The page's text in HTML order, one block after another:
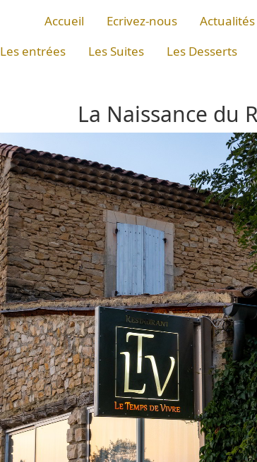
Accueil Ecrivez-nous Actualités
Les entrées Les Suites Les Desserts
La Naissance du